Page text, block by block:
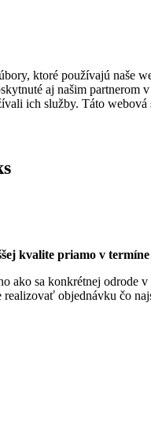
kvalite priamo v
sa konkrétnej odrode
objednávku čo
ktoré používajú naše
aj našim
ich služby. Táto